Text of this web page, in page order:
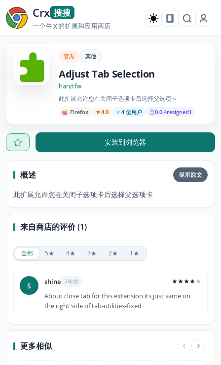
Crx 搜搜
一个牛X的扩展和应用商店
官方 其他
Adjust Tab Selection
harytfw
此扩展允许您在关闭子选项卡后选择父选项卡
Firefox 4.0 4 位用户 0.0.4resigned1
安装到浏览器
概述 显示原文
此扩展允许您在关闭子选项卡后选择父选项卡
来自商店的评价 (1)
全部 5★ 4★ 3★ 2★ 1★
S shine 7年前
About close tab for this extension its just same on
the right side of tab-utilities-fixed
更多相似